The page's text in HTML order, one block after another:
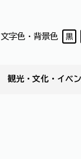
文字色・背景色 黒
観光・文化・イベ